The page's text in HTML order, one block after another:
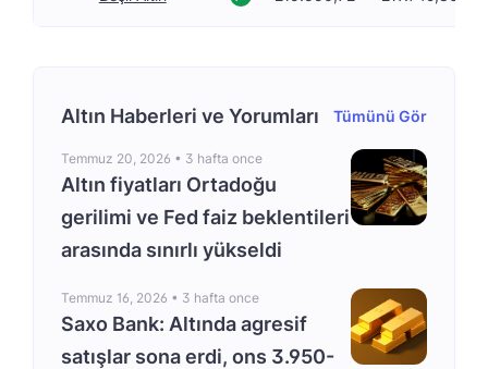
Altın Haberleri ve Yorumları Tümünü Gör
Temmuz 20, 2026 • 3 hafta once
Altın fiyatları Ortadoğu
gerilimi ve Fed faiz beklentileri
arasında sınırlı yükseldi
Temmuz 16, 2026 • 3 hafta once
Saxo Bank: Altında agresif
satışlar sona erdi, ons 3.950-